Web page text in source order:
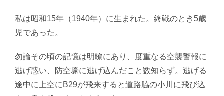
私は昭和15年（1940年）に生まれた。終戦のとき5歳
児であった。
勿論その頃の記憶は明瞭にあり、度重なる空襲警報に
逃げ惑い、防空壕に逃げ込んだこと数知らず。逃げる
途中に上空にB29が飛来すると道路脇の小川に飛び込